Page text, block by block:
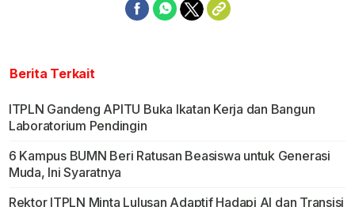
Berita Terkait
ITPLN Gandeng APITU Buka Ikatan Kerja dan Bangun
Laboratorium Pendingin
6 Kampus BUMN Beri Ratusan Beasiswa untuk Generasi
Muda, Ini Syaratnya
Rektor ITPLN Minta Lulusan Adaptif Hadapi AI dan Transisi